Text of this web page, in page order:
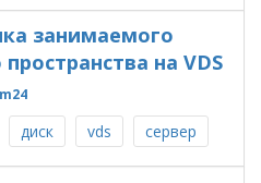
занимаемого
на VDS
диск vds сервер